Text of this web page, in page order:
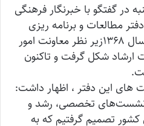
در گفتگو با خبرنگار فرهنگی
مطالعات و برنامه ریزی
رسانه ها، گفت: این دفتر از سال ۱۳۶۸زیر نظر معاونت امور
ارشاد شکل گرفت و تاکنون
های این دفتر ، اظهار داشت:
نشست‌های تخصصی، رشد و
تصمیم گرفتیم که به